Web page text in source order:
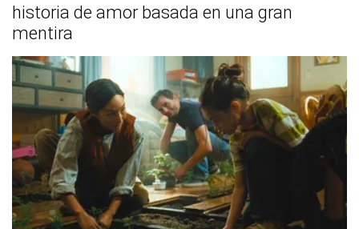
historia de amor basada en una gran
mentira